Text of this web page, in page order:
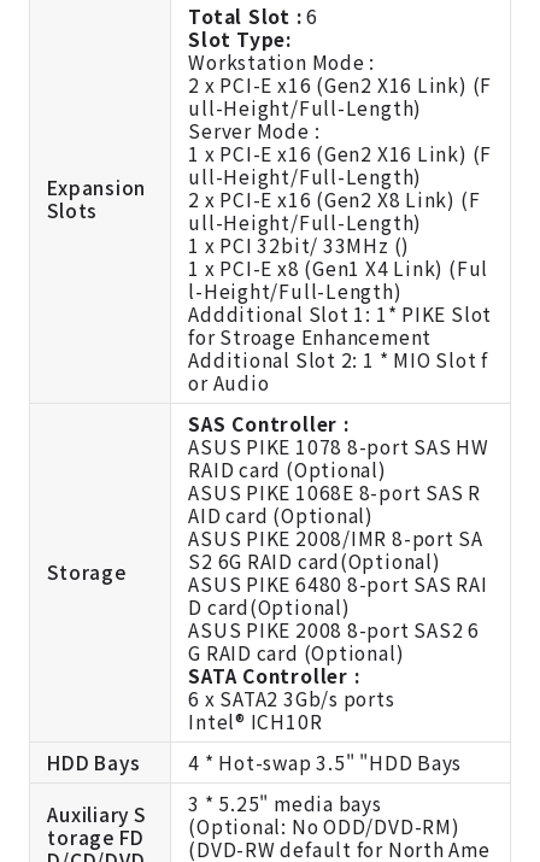
Expansion
Slots
Total Slot :6
Slot Type:
Workstation Mode :
2 x PCI-E x16 (Gen2 X16 Link) (F
ull-Height/Full-Length)
Server Mode :
1 x PCI-E x16 (Gen2 X16 Link) (F
ull-Height/Full-Length)
2 x PCI-E x16 (Gen2 X8 Link) (F
ull-Height/Full-Length)
1 x PCI 32bit/ 33MHz ()
1 x PCI-E x8 (Gen1 X4 Link) (Ful
l-Height/Full-Length)
Addditional Slot 1: 1* PIKE Slot
for Stroage Enhancement
Additional Slot 2: 1 * MIO Slot f
or Audio
Storage
SAS Controller :
ASUS PIKE 1078 8-port SAS HW
RAID card (Optional)
ASUS PIKE 1068E 8-port SAS R
AID card (Optional)
ASUS PIKE 2008/IMR 8-port SA
S2 6G RAID card(Optional)
ASUS PIKE 6480 8-port SAS RAI
D card(Optional)
ASUS PIKE 2008 8-port SAS2 6
G RAID card (Optional)
SATA Controller :
6 x SATA2 3Gb/s ports
Intel® ICH10R
HDD Bays
4 * Hot-swap 3.5" "HDD Bays
Auxiliary S
torage FD
3 * 5.25" media bays
(Optional: No ODD/DVD-RM)
(DVD-RW default for North Ame